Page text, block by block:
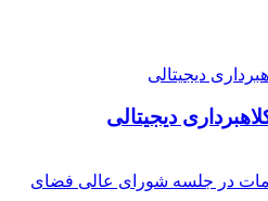
دیجیتالی